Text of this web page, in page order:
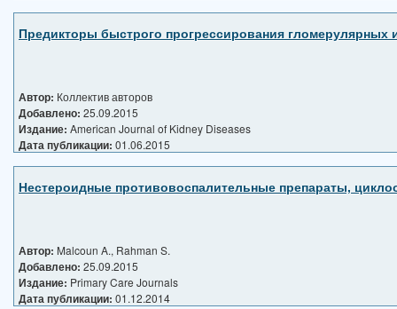
Предикторы быстрого прогрессирования гломерулярных
Автор: Коллектив авторов
Добавлено: 25.09.2015
Издание: American Journal of Kidney Diseases
Дата публикации: 01.06.2015
Нестероидные противовоспалительные препараты,
Автор: Malcoun A., Rahman S.
Добавлено: 25.09.2015
Издание: Primary Care Journals
Дата публикации: 01.12.2014